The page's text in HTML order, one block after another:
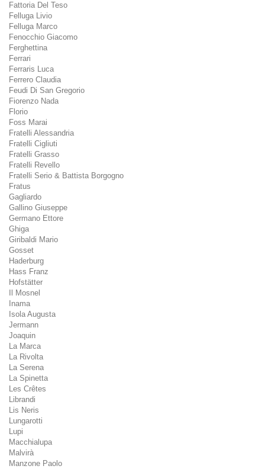
Fattoria Del Teso
Felluga Livio
Felluga Marco
Fenocchio Giacomo
Ferghettina
Ferrari
Ferraris Luca
Ferrero Claudia
Feudi Di San Gregorio
Fiorenzo Nada
Florio
Foss Marai
Fratelli Alessandria
Fratelli Cigliuti
Fratelli Grasso
Fratelli Revello
Fratelli Serio & Battista Borgogno
Fratus
Gagliardo
Gallino Giuseppe
Germano Ettore
Ghiga
Giribaldi Mario
Gosset
Haderburg
Hass Franz
Hofstätter
Il Mosnel
Inama
Isola Augusta
Jermann
Joaquin
La Marca
La Rivolta
La Serena
La Spinetta
Les Crêtes
Librandi
Lis Neris
Lungarotti
Lupi
Macchialupa
Malvirà
Manzone Paolo